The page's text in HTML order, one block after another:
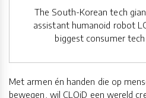
The South-Korean tech
assistant humanoid robot
biggest consumer tech
Met armen én handen die op
bewegen, wil CLOiD een wereld